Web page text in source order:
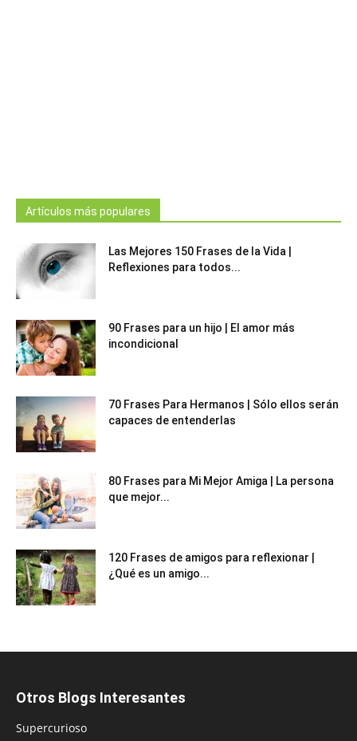
Artículos más populares
Las Mejores 150 Frases de la Vida |
Reflexiones para todos...
90 Frases para un hijo | El amor más
incondicional
70 Frases Para Hermanos | Sólo ellos serán
capaces de entenderlas
80 Frases para Mi Mejor Amiga | La persona
que mejor...
120 Frases de amigos para reflexionar |
¿Qué es un amigo...
Otros Blogs Interesantes
Supercurioso